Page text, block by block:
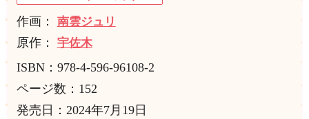
作画： 南雲ジュリ
原作： 宇佐木
ISBN：978-4-596-96108-2
ページ数：152
発売日：2024年7月19日